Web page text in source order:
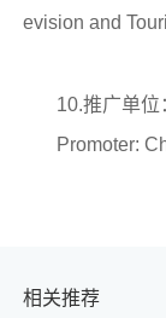
evision and
Guiyang
10.推广单位
Promoter:
相关推荐